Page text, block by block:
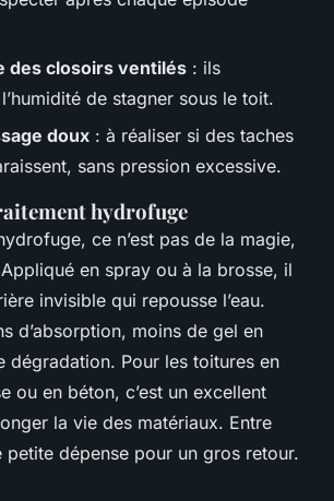
des closoirs ventilés : ils
de stagner sous le toit.
doux : à réaliser si des taches
sans pression excessive.
hydrofuge
ce n’est pas de la magie,
en spray ou à la brosse, il
invisible qui repousse l’eau.
d’absorption, moins de gel en
dégradation. Pour les toitures en
ou en béton, c’est un excellent
la vie des matériaux. Entre
petite dépense pour un gros retour.